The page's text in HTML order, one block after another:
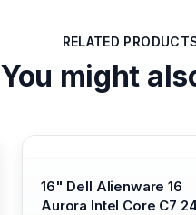
RELATED
You might
16" Dell Alienware 16
Aurora Intel Core C7